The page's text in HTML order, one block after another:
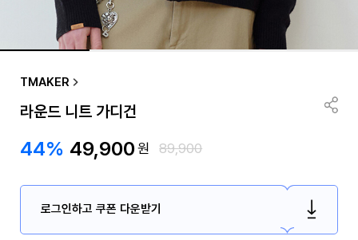
TMAKER
라운드 니트 가디건
44% 49,900원 89,900
로그인하고 쿠폰 다운받기